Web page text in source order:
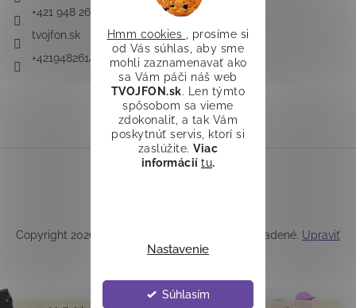
Hmm cookies
, prosíme si
od Vás súhlas, aby sme
mohli zaznamenavať ako
sa Vám páči náš web
TVOJFON.sk. Len týmto
spôsobom sa vieme
zdokonaliť, a tak Vám
poskytnúť servis, ktorí si
zaslúžite.Viac
informácií tu.
Nastavenie
Súhlasím
+421 948 261 491
tvojfon.sk
+421948261491
Copyright 2026 . Všetky práva vyhradené. Upraviť
nastavenie cookies